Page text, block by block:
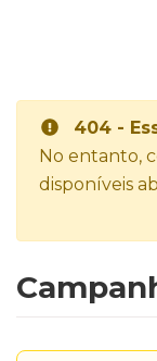
404 -
No entanto,
disponíveis